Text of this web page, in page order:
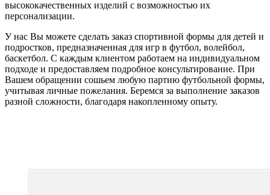
высококачественных изделий с возможностью их
персонализации.
У нас Вы можете сделать заказ спортивной формы для детей и
подростков, предназначенная для игр в футбол, волейбол,
баскетбол. С каждым клиентом работаем на индивидуальном
подходе и предоставляем подробное консультирование. При
Вашем обращении сошьем любую партию футбольной формы,
учитывая личные пожелания. Беремся за выполнение заказов
разной сложности, благодаря накопленному опыту.